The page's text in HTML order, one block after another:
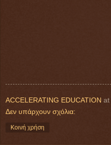
ACCELERATING EDUCATION at
Δεν υπάρχουν σχόλια:
Κοινή χρήση